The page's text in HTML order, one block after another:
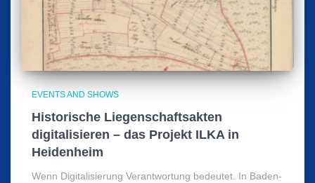
EVENTS AND SHOWS
Historische Liegenschaftsakten
digitalisieren – das Projekt ILKA in
Heidenheim
Wenn Digitalisierung Verantwortung bedeutet. In Baden-